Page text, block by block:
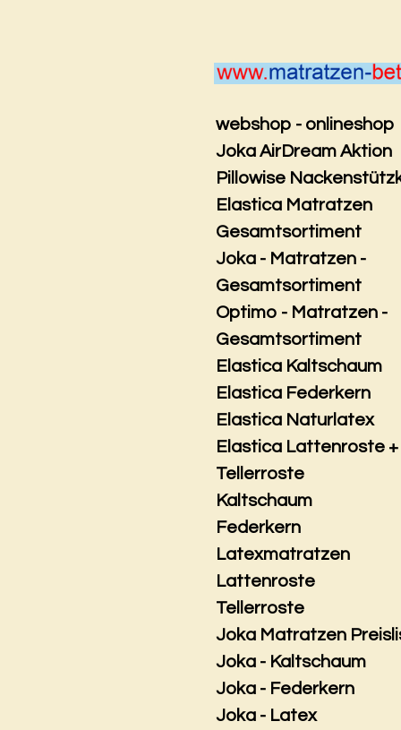
webshop - onlineshop
Joka AirDream Aktion
Pillowise
Elastica Matratzen
Gesamtsortiment
Joka - Matratzen -
Gesamtsortiment
Optimo - Matratzen -
Gesamtsortiment
Elastica Kaltschaum
Elastica Federkern
Elastica Naturlatex
Elastica Lattenroste +
Tellerroste
Kaltschaum
Federkern
Latexmatratzen
Lattenroste
Tellerroste
Joka Matratzen
Joka - Kaltschaum
Joka - Federkern
Joka - Latex